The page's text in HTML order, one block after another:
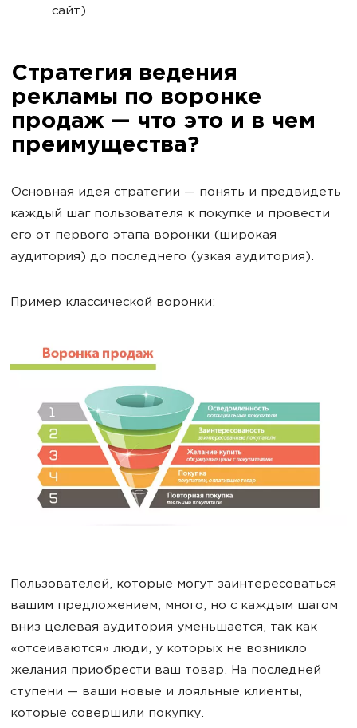
сайт).
Стратегия ведения
рекламы по воронке
продаж — что это и в чем
преимущества?
Основная идея стратегии — понять и предвидеть
каждый шаг пользователя к покупке и провести
его от первого этапа воронки (широкая
аудитория) до последнего (узкая аудитория).
Пример классической воронки:
Пользователей, которые могут заинтересоваться
вашим предложением, много, но с каждым шагом
вниз целевая аудитория уменьшается, так как
«отсеиваются» люди, у которых не возникло
желания приобрести ваш товар. На последней
ступени — ваши новые и лояльные клиенты,
которые совершили покупку.